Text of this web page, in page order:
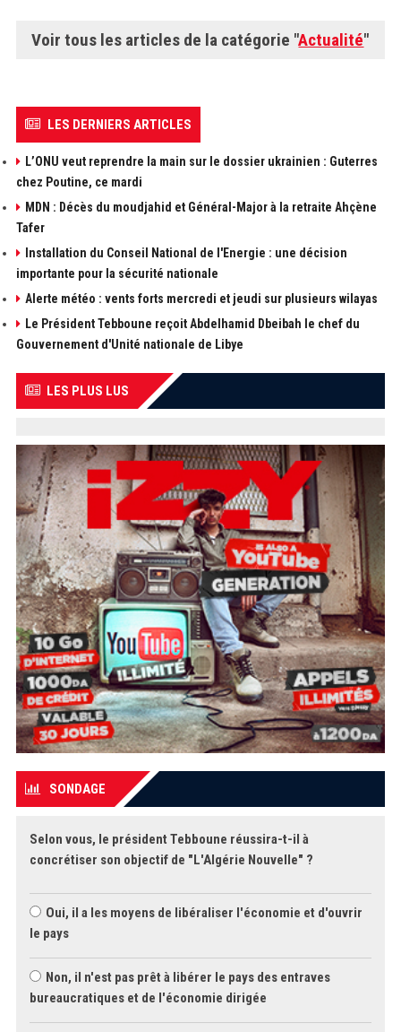
Voir tous les articles de la catégorie "Actualité"
LES DERNIERS ARTICLES
L’ONU veut reprendre la main sur le dossier ukrainien : Guterres
chez Poutine, ce mardi
MDN : Décès du moudjahid et Général-Major à la retraite Ahçène
Tafer
Installation du Conseil National de l'Energie : une décision
importante pour la sécurité nationale
Alerte météo : vents forts mercredi et jeudi sur plusieurs wilayas
Le Président Tebboune reçoit Abdelhamid Dbeibah le chef du
Gouvernement d'Unité nationale de Libye
LES PLUS LUS
SONDAGE
Selon vous, le président Tebboune réussira-t-il à
concrétiser son objectif de "L'Algérie Nouvelle" ?
Oui, il a les moyens de libéraliser l'économie et d'ouvrir
le pays
Non, il n'est pas prêt à libérer le pays des entraves
bureaucratiques et de l'économie dirigée